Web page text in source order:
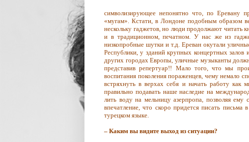
символизирующее непонятно что, по Еревану
«мугам». Кстати, в Лондоне подобным образом
нескольку гаджетов, но люди продолжают читать
и в традиционном, печатном. У нас же из
низкопробные шутки и т.д. Ереван окутали
Республики, у зданий крупных концертных
других городах Европы, уличные музыканты
представив репертуар!! Мало того, что мы
воспитания поколения пораженцев, чему немало
встряхнуть в верхах себя и начать работу
правильно подавать наше наследие на
лить воду на мельницу азерпропа, позволяя ему
впечатление, что скоро придется писать письма
турецком языке.
– Каким вы видите выход из ситуации?